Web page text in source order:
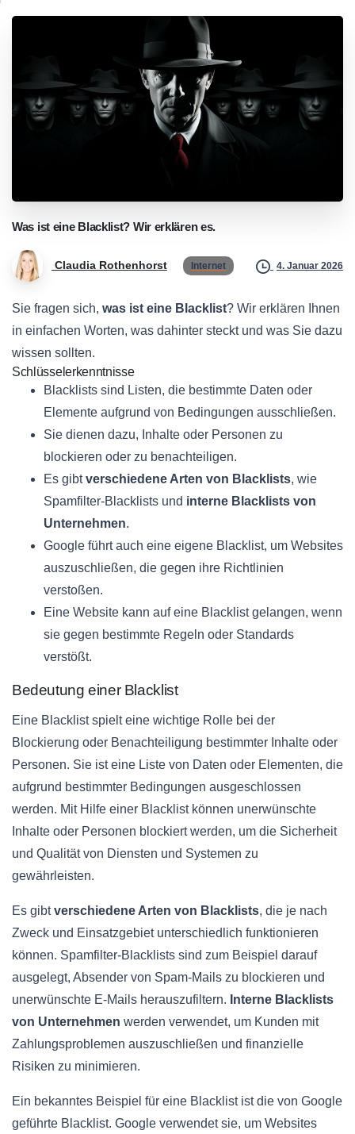
Was ist eine Blacklist? Wir erklären es.
Claudia Rothenhorst Internet 4. Januar 2026
Sie fragen sich, was ist eine Blacklist? Wir erklären Ihnen
in einfachen Worten, was dahinter steckt und was Sie dazu
wissen sollten.
Schlüsselerkenntnisse
Blacklists sind Listen, die bestimmte Daten oder
Elemente aufgrund von Bedingungen ausschließen.
Sie dienen dazu, Inhalte oder Personen zu
blockieren oder zu benachteiligen.
Es gibtverschiedene Arten von Blacklists, wie
Spamfilter-Blacklists und interne Blacklists von
Unternehmen.
Google führt auch eine eigene Blacklist, um Websites
auszuschließen, die gegen ihre Richtlinien
verstoßen.
Eine Website kann auf eine Blacklist gelangen, wenn
sie gegen bestimmte Regeln oder Standards
verstößt.
Bedeutung einer Blacklist
Eine Blacklist spielt eine wichtige Rolle bei der
Blockierung oder Benachteiligung bestimmter Inhalte oder
Personen. Sie ist eine Liste von Daten oder Elementen, die
aufgrund bestimmter Bedingungen ausgeschlossen
werden. Mit Hilfe einer Blacklist können unerwünschte
Inhalte oder Personen blockiert werden, um die Sicherheit
und Qualität von Diensten und Systemen zu
gewährleisten.
Es gibtverschiedene Arten von Blacklists, die je nach
Zweck und Einsatzgebiet unterschiedlich funktionieren
können. Spamfilter-Blacklists sind zum Beispiel darauf
ausgelegt, Absender von Spam-Mails zu blockieren und
unerwünschte E-Mails herauszufiltern. Interne Blacklists
von Unternehmen werden verwendet, um Kunden mit
Zahlungsproblemen auszuschließen und finanzielle
Risiken zu minimieren.
Ein bekanntes Beispiel für eine Blacklist ist die von Google
geführte Blacklist. Google verwendet sie, um Websites